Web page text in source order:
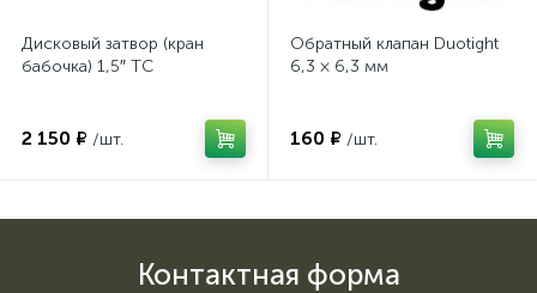
Дисковый затвор (кран
бабочка) 1,5″ TC
2 150 ₽ /шт.
Обратный клапан Duotight
6,3 × 6,3 мм
160 ₽ /шт.
Контактная форма